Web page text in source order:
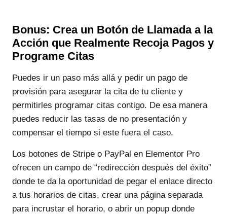
Bonus: Crea un Botón de Llamada a la
Acción que Realmente Recoja Pagos y
Programe Citas
Puedes ir un paso más allá y pedir un pago de
provisión para asegurar la cita de tu cliente y
permitirles programar citas contigo. De esa manera
puedes reducir las tasas de no presentación y
compensar el tiempo si este fuera el caso.
Los botones de Stripe o PayPal en Elementor Pro
ofrecen un campo de “redirección después del éxito”
donde te da la oportunidad de pegar el enlace directo
a tus horarios de citas, crear una página separada
para incrustar el horario, o abrir un popup donde